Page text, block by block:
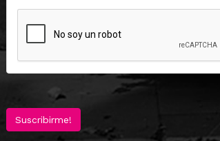
Suscribirme!